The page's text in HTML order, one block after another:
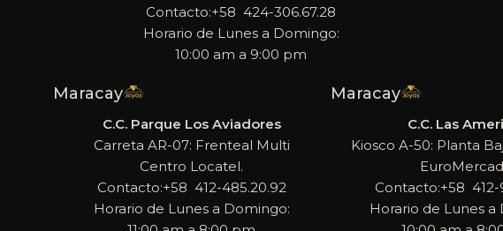
Contacto:+58 424-306.67.28
Horario de Lunes a Domingo:
10:00 am a 9:00 pm
Maracay
C.C. Parque Los Aviadores
Carreta AR-07: Frenteal Multi
Centro Locatel.
Contacto:+58 412-485.20.92
Horario de Lunes a Domingo:
Maracay
C.C. Las
Kiosco A-50: Planta
Contacto:+58 412-
Horario de Lunes a